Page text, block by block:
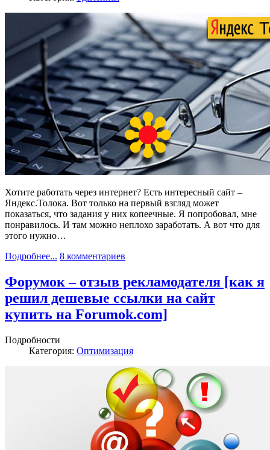
Хотите работать через интернет? Есть интересный сайт –
Яндекс.Толока. Вот только на первый взгляд может
показаться, что задания у них копеечные. Я попробовал, мне
понравилось. И там можно неплохо заработать. А вот что для
этого нужно…
Подробнее... 8 комментариев
Форумок – отзыв рекламодателя [как я
решил дешевые ссылки на сайт
купить на Forumok.com]
Подробности
Категория: Оптимизация